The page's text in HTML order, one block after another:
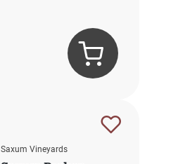
Saxum Vineyards